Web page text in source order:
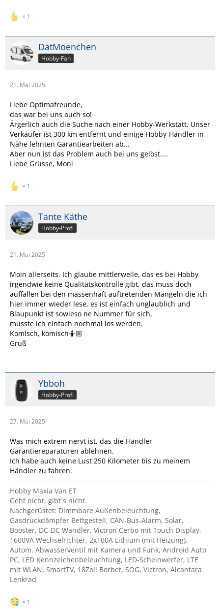
1
DatMoenchen
Hobby-Fan
21. Mai 2025
Liebe Optimafreunde,
das war bei uns auch so!
Ärgerlich auch die Suche nach einer Hobby-Werkstatt. Unser
Verkäufer ist 300 km entfernt und einige Hobby-Händler in
Nähe lehnten Garantiearbeiten ab...
Aber nun ist das Problem auch bei uns gelöst....
Liebe Grüsse, Moni
1
Tante Käthe
Hobby-Profi
21. Mai 2025
Moin allerseits, Ich glaube mittlerweile, das es bei Hobby
irgendwie keine Qualitätskontrolle gibt, das muss doch
auffallen bei den massenhaft auftretenden Mängeln die ich
hier immer wieder lese, es ist einfach unglaublich und
Blaupunkt ist sowieso ne Nummer für sich,
musste ich einfach nochmal los werden.
Komisch, komisch🤷🏼
Gruß
Ybboh
Hobby-Profi
27. Mai 2025
Was mich extrem nervt ist, das die Händler
Garantiereparaturen ablehnen.
Ich habe auch keine Lust 250 Kilometer bis zu meinem
Händler zu fahren.
Hobby Maxia Van ET
Geht nicht, gibt´s nicht.
Nachgerüstet: Dimmbare Außenbeleuchtung,
Gasdruckdämpfer Bettgestell, CAN-Bus-Alarm, Solar,
Booster, DC-DC Wandler, Victron Cerbo mit Touch Display,
1600VA Wechselrichter, 2x100A Lithium (mit Heizung),
Autom. Abwasserventil mit Kamera und Funk, Android Auto
PC, LED Kennzeichenbeleuchtung, LED-Scheinwerfer, LTE
mit WLAN, SmartTV, 18Zoll Borbet, SOG, Victron, Alcantara
Lenkrad
1